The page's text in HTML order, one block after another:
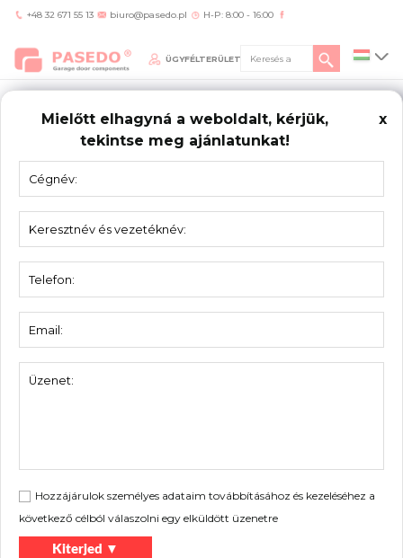
+48 32 671 55 13 biuro@pasedo.pl H-P: 8:00 - 16:00
ÜGYFÉLTERÜLET
Mielőtt elhagyná a weboldalt, kérjük,
tekintse meg ajánlatunkat!
x
Hozzájárulok személyes adataim továbbításához és kezeléséhez a
következő célból válaszolni egy elküldött üzenetre
Kiterjed ▼
Home/KONTAKT
LÉPJENKAPCSOLATOT A PASEDO-VAL